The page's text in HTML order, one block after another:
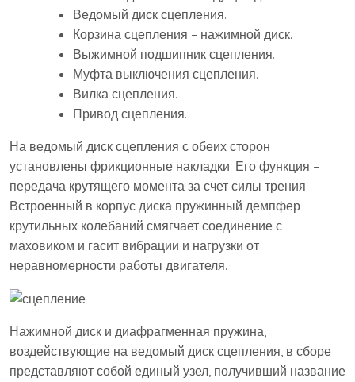
Ведомый диск сцепления.
Корзина сцепления – нажимной диск.
Выжимной подшипник сцепления.
Муфта выключения сцепления.
Вилка сцепления.
Привод сцепления.
На ведомый диск сцепления с обеих сторон
установлены фрикционные накладки. Его функция –
передача крутящего момента за счет силы трения.
Встроенный в корпус диска пружинный демпфер
крутильных колебаний смягчает соединение с
маховиком и гасит вибрации и нагрузки от
неравномерности работы двигателя.
Нажимной диск и диафрагменная пружина,
воздействующие на ведомый диск сцепления, в сборе
представляют собой единый узел, получивший название